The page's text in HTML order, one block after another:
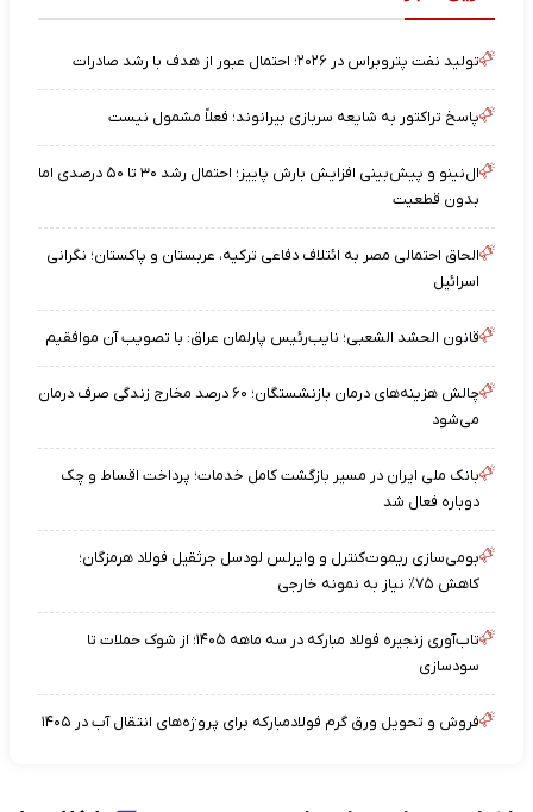
تولید نفت پتروبراس در ۲۰۲۶؛ احتمال عبور از هدف با رشد صادرات
پاسخ تراکتور به شایعه سربازی بیرانوند؛ فعلاً مشمول نیست
ال‌نینو و پیش‌بینی افزایش بارش پاییز؛ احتمال رشد ۳۰ تا ۵۰ درصدی اما
بدون قطعیت
الحاق احتمالی مصر به ائتلاف دفاعی ترکیه، عربستان و پاکستان؛ نگرانی
اسرائیل
قانون الحشد الشعبی؛ نایب‌رئیس پارلمان عراق: با تصویب آن موافقیم
چالش هزینه‌های درمان بازنشستگان؛ ۶۰ درصد مخارج زندگی صرف درمان
می‌شود
بانک ملی ایران در مسیر بازگشت کامل خدمات؛ پرداخت اقساط و چک
دوباره فعال شد
بومی‌سازی ریموت‌کنترل و وایرلس لودسل جرثقیل فولاد هرمزگان؛
کاهش ۷۵٪ نیاز به نمونه خارجی
تاب‌آوری زنجیره فولاد مبارکه در سه ماهه ۱۴۰۵؛ از شوک حملات تا
سودسازی
فروش و تحویل ورق گرم فولادمبارکه برای پروژه‌های انتقال آب در ۱۴۰۵